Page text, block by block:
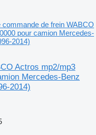
commande de frein WABCO
pour camion Mercedes-
2014)
Actros mp2/mp3
Mercedes-Benz
2014)